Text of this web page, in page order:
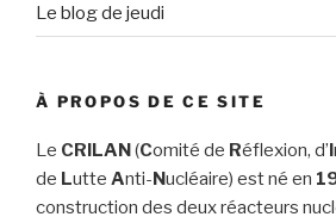
Le blog de jeudi
À PROPOS DE CE SITE
Le CRILAN(Comité de Réflexion, d’I
de Lutte Anti-Nucléaire) est né en
construction des deux réacteurs